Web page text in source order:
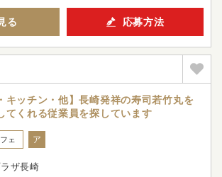
る 応募方法
キッチン・他】長崎発祥の寿司若竹丸を
てくれる従業員を探しています
ェ ア
ザ長崎